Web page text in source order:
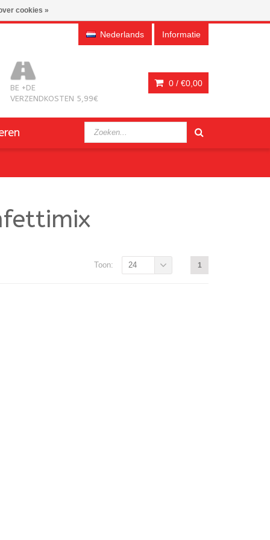
Nederlands Informatie
BE +DE
VERZENDKOSTEN 5,99€
0 / €0,00
1
Toon: 24
cookies »